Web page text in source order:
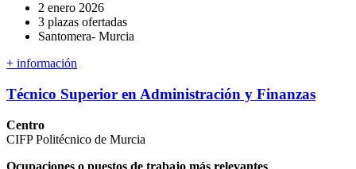
2 enero 2026
3 plazas ofertadas
Santomera- Murcia
+ información
Técnico Superior en Administración y Finanzas
Centro
CIFP Politécnico de Murcia
Ocupaciones o puestos de trabajo más relevantes